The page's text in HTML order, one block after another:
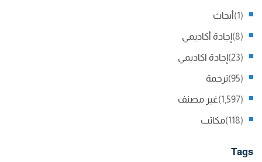
أبحاث (1)
إجادة أكاديمي (8)
إجادة اكاديمي (23)
ترجمة (95)
غير مصنف (1,597)
مكاتب (118)
Tags